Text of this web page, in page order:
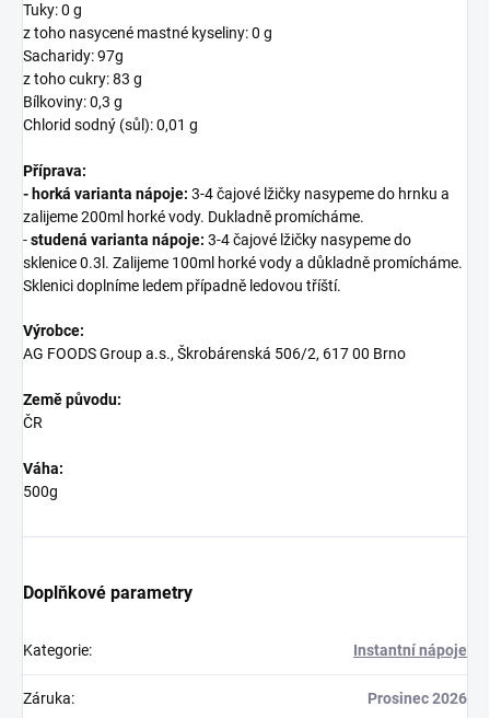
Tuky: 0 g
z toho nasycené mastné kyseliny: 0 g
Sacharidy: 97g
z toho cukry: 83 g
Bílkoviny: 0,3 g
Chlorid sodný (sůl): 0,01 g
Příprava:
- horká varianta nápoje: 3-4 čajové lžičky nasypeme do hrnku a
zalijeme 200ml horké vody. Dukladně promícháme.
-studená varianta nápoje: 3-4 čajové lžičky nasypeme do
sklenice 0.3l. Zalijeme 100ml horké vody a důkladně promícháme.
Sklenici doplníme ledem případně ledovou tříští.
Výrobce:
AG FOODS Group a.s., Škrobárenská 506/2, 617 00 Brno
Země původu:
ČR
Váha:
500g
Doplňkové parametry
Kategorie: Instantní nápoje
Záruka: Prosinec 2026